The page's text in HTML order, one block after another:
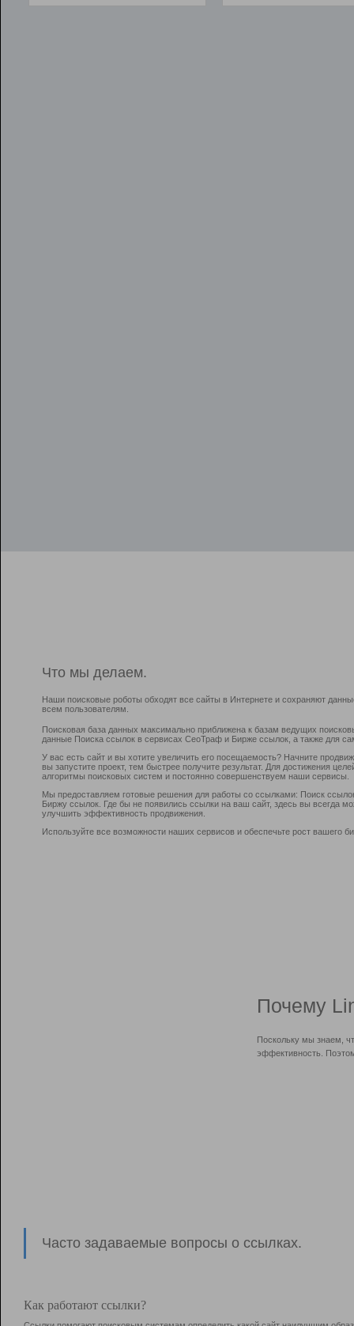
Что мы делаем.
Наши поисковые роботы обходят все сайты в Интернете и сохраняют
всем пользователям.
Поисковая база данных максимально приближена к базам ведущих
данные Поиска ссылок в сервисах СеоТраф и Бирже ссылок, а также для
У вас есть сайт и вы хотите увеличить его посещаемость? Начните
вы запустите проект, тем быстрее получите результат. Для достижения
алгоритмы поисковых систем и постоянно совершенствуем наши сервисы.
Мы предоставляем готовые решения для работы со ссылками: Поиск
Биржу ссылок. Где бы не появились ссылки на ваш сайт, здесь вы всегда
улучшить эффективность продвижения.
Используйте все возможности наших сервисов и обеспечьте рост вашего
Почему
Поскольку мы знаем,
эффективность.
Часто задаваемые вопросы о ссылках.
Как работают ссылки?